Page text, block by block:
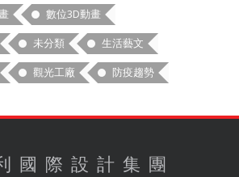
數位3D動畫
未分類
生活藝文
觀光工廠 防疫趨勢
國際設計集團